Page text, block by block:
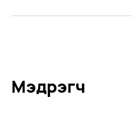
Мэдрэгч